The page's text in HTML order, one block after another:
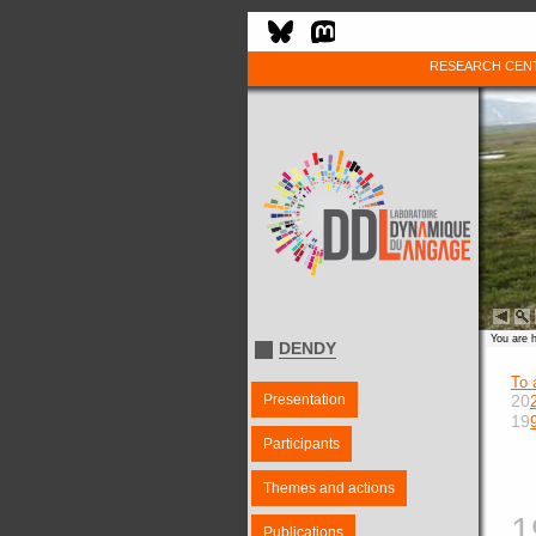
RESEARCH
DENDY
Presentation
Participants
Themes and actions
Publications
You are
To
20
19